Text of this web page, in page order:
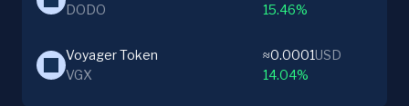
DODO
15.46%
Voyager Token
VGX
≈0.0001USD
14.04%